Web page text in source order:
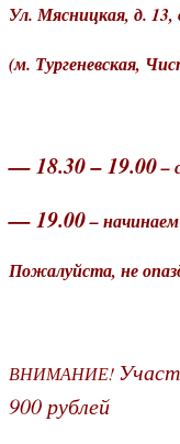
Ул. Мясницкая, д. 13,
(м. Тургеневская,
— 18.30 – 19.00–
— 19.00–
Пожалуйста, не
ВНИМАНИЕ!
900 рублей